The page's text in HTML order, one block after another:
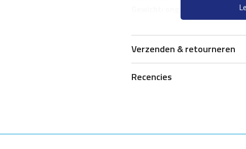
Verzenden & retourneren
Recencies